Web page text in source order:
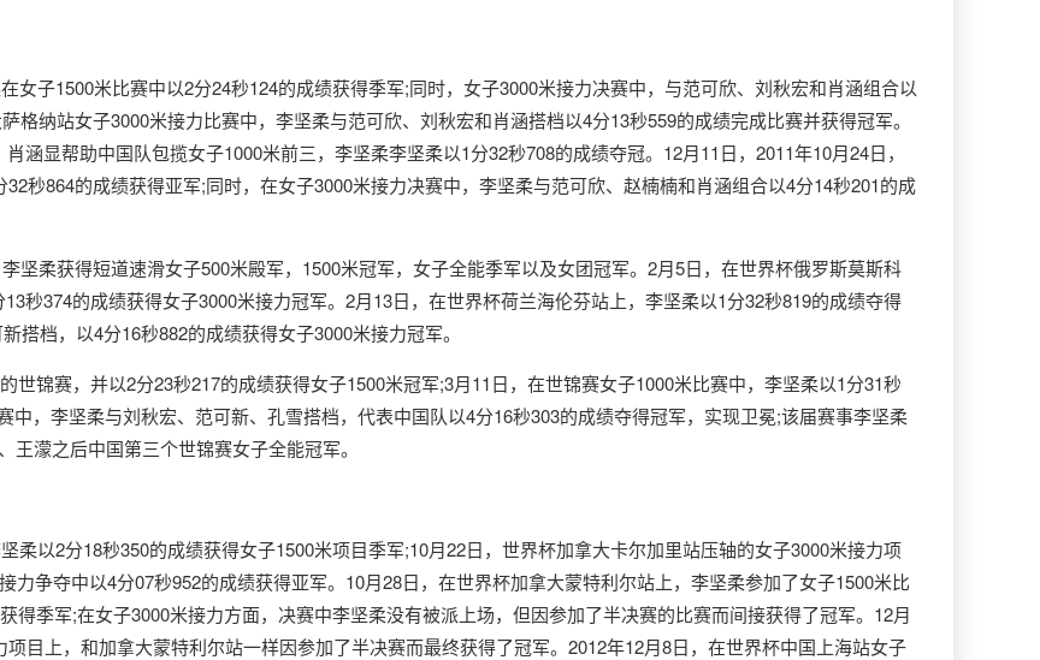
子1500米比赛中以2分24秒124的成绩获得季军;同时，女子3000米接力决赛中，与范可欣、刘秋宏和肖涵组合以
格纳站女子3000米接力比赛中，李坚柔与范可欣、刘秋宏和肖涵搭档以4分13秒559的成绩完成比赛并获得冠军。
涵显帮助中国队包揽女子1000米前三，李坚柔李坚柔以1分32秒708的成绩夺冠。12月11日，2011年10月24日，
秒864的成绩获得亚军;同时，在女子3000米接力决赛中，李坚柔与范可欣、赵楠楠和肖涵组合以4分14秒201的成
柔获得短道速滑女子500米殿军，1500米冠军，女子全能季军以及女团冠军。2月5日，在世界杯俄罗斯莫斯科
秒374的成绩获得女子3000米接力冠军。2月13日，在世界杯荷兰海伦芬站上，李坚柔以1分32秒819的成绩夺得
搭档，以4分16秒882的成绩获得女子3000米接力冠军。
锦赛，并以2分23秒217的成绩获得女子1500米冠军;3月11日，在世锦赛女子1000米比赛中，李坚柔以1分31秒
，李坚柔与刘秋宏、范可新、孔雪搭档，代表中国队以4分16秒303的成绩夺得冠军，实现卫冕;该届赛事李坚柔
濛之后中国第三个世锦赛女子全能冠军。
以2分18秒350的成绩获得女子1500米项目季军;10月22日，世界杯加拿大卡尔加里站压轴的女子3000米接力项
力争夺中以4分07秒952的成绩获得亚军。10月28日，在世界杯加拿大蒙特利尔站上，李坚柔参加了女子1500米比
得季军;在女子3000米接力方面，决赛中李坚柔没有被派上场，但因参加了半决赛的比赛而间接获得了冠军。12月
目上，和加拿大蒙特利尔站一样因参加了半决赛而最终获得了冠军。2012年12月8日，在世界杯中国上海站女子